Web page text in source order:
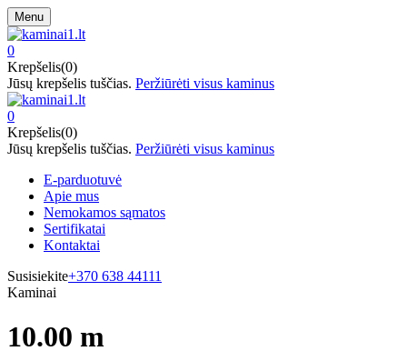
Menu
0
Krepšelis(0)
Jūsų krepšelis tuščias. Peržiūrėti visus kaminus
0
Krepšelis(0)
Jūsų krepšelis tuščias. Peržiūrėti visus kaminus
E-parduotuvė
Apie mus
Nemokamos sąmatos
Sertifikatai
Kontaktai
Susisiekite+370 638 44111
Kaminai
10.00 m